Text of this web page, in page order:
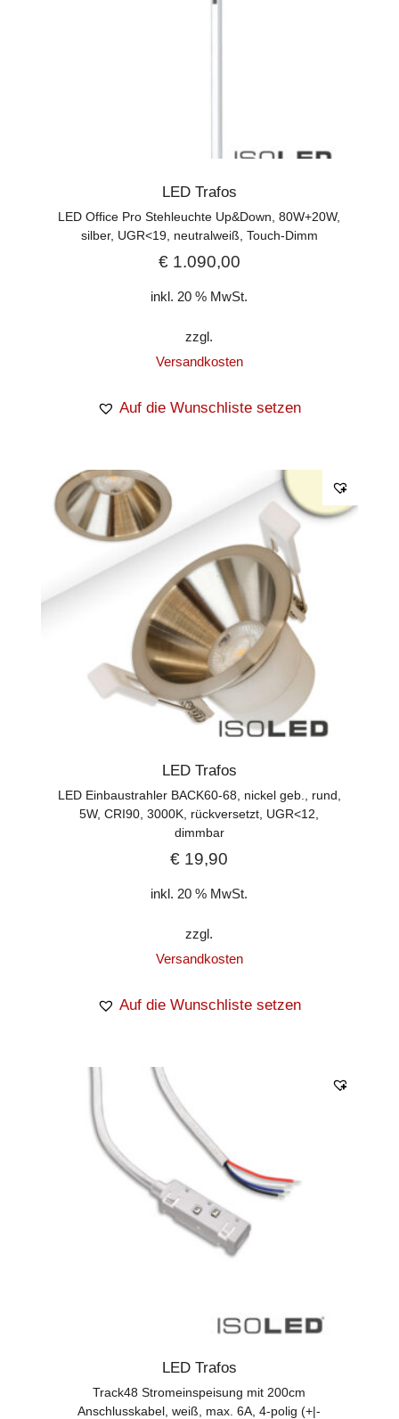
LED Trafos
LED Office Pro Stehleuchte Up&Down, 80W+20W,
silber, UGR<19, neutralweiß, Touch-Dimm
€1.090,00
inkl. 20 % MwSt.
zzgl.
Versandkosten
Auf die Wunschliste setzen
LED Trafos
LED Einbaustrahler BACK60-68, nickel geb., rund,
5W, CRI90, 3000K, rückversetzt, UGR<12,
dimmbar
€ 19,90
inkl. 20 % MwSt.
zzgl.
Versandkosten
Auf die Wunschliste setzen
LED Trafos
Track48 Stromeinspeisung mit 200cm
Anschlusskabel, weiß, max. 6A, 4-polig (+|-